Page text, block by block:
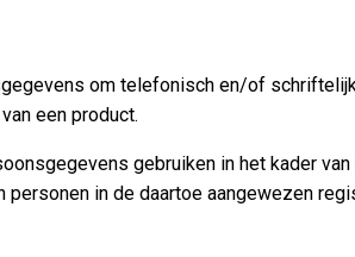
om telefonisch en/of
een product.
gebruiken in het kader
in de daartoe aangewezen